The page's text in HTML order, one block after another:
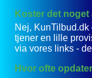
Koster det
Nej, KunTilbud.dk
tjener en lille
via vores links -
Hvor ofte